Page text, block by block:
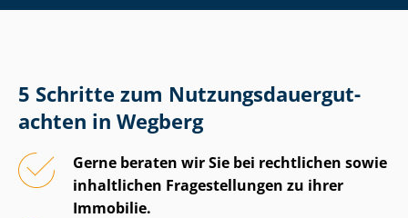
5 Schritte zum Nut­zungs­dau­er­gut­
ach­ten in Wegberg
Gerne beraten wir Sie bei rechtlichen sowie
inhaltlichen Fragestellungen zu ihrer
Immobilie.